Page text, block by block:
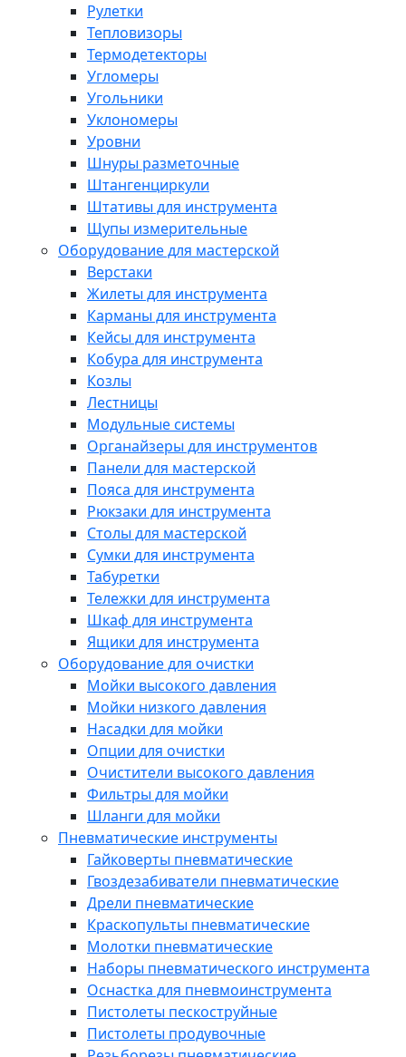
Рулетки
Тепловизоры
Термодетекторы
Угломеры
Угольники
Уклономеры
Уровни
Шнуры разметочные
Штангенциркули
Штативы для инструмента
Щупы измерительные
Оборудование для мастерской
Верстаки
Жилеты для инструмента
Карманы для инструмента
Кейсы для инструмента
Кобура для инструмента
Козлы
Лестницы
Модульные системы
Органайзеры для инструментов
Панели для мастерской
Пояса для инструмента
Рюкзаки для инструмента
Столы для мастерской
Сумки для инструмента
Табуретки
Тележки для инструмента
Шкаф для инструмента
Ящики для инструмента
Оборудование для очистки
Мойки высокого давления
Мойки низкого давления
Насадки для мойки
Опции для очистки
Очистители высокого давления
Фильтры для мойки
Шланги для мойки
Пневматические инструменты
Гайковерты пневматические
Гвоздезабиватели пневматические
Дрели пневматические
Краскопульты пневматические
Молотки пневматические
Наборы пневматического инструмента
Оснастка для пневмоинструмента
Пистолеты пескоструйные
Пистолеты продувочные